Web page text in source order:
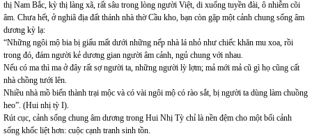
thị Nam Bắc, kỳ thị làng xã, rất sâu trong lòng người Việt, di xuống tuyền đài, ô nhiễm cõi
âm. Chưa hết, ở nghiã địa đất thánh nhà thờ Cầu kho, bạn còn gặp một cảnh chung sống âm
dương kỳ lạ:
“Những ngôi mộ bia bị giấu mất dưới những nếp nhà lá nhỏ như chiếc khăn mu xoa, rồi
trong đó, đám người kẻ dương gian người âm cảnh, ngủ chung với nhau.
Nếu có ma thì ma ở đây rất sợ người ta, những người lỳ lợm; mả mới mả cũ gì họ cũng cất
nhà chồng tưới lên.
Nhiều nhà mồ biến thành trại mộc và có vài ngôi mộ có rào sắt, bị người ta dùng làm chuồng
heo”. (Hui nhị tỳ I).
Rút cục, cảnh sống chung âm dương trong Hui Nhị Tỳ chỉ là nền đệm cho một bối cảnh
sống khốc liệt hơn: cuộc cạnh tranh sinh tồn.